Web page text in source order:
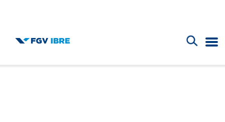
B
o